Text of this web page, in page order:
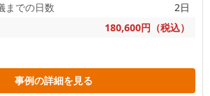
までの日数
2日
180,600円（税込）
事例の詳細を見る